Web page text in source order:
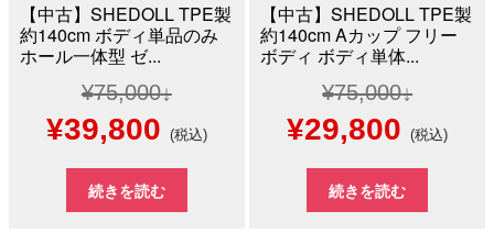
【中古】SHEDOLL TPE製
約140cm ボディ単品のみ
ホール一体型 ゼ...
¥75,000
元
の
価
¥39,800現
在
の
(税込)
続きを読む
【中古】SHEDOLL TPE製
約140cm Aカップ フリー
ボディ ボディ単体...
¥75,000
元
の
価
¥29,800 現
在
の
(税込)
続きを読む